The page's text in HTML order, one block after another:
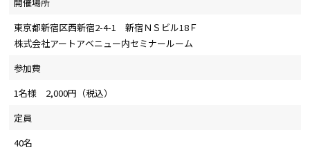
東京都新宿区西新宿2-4-1 新宿ＮＳビル18Ｆ
株式会社アートアベニュー内セミナールーム
参加費
1名様 2,000円（税込）
定員
40名